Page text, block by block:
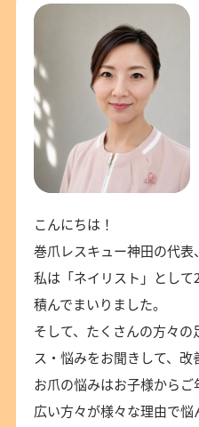
こんにちは！
巻爪レスキュー神田の代表
私は「ネイリスト」とし
積んでまいりました。
そして、たくさんの方々
ス・悩みをお聞きして、改
お爪の悩みはお子様から
広い方々が様々な理由で悩